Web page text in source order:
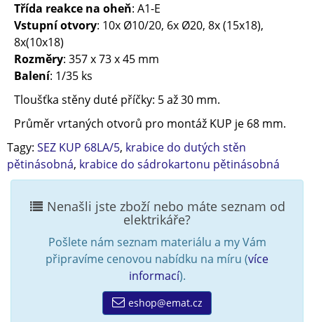
Třída reakce na oheň: A1-E
Vstupní otvory: 10x Ø10/20, 6x Ø20, 8x (15x18),
8x(10x18)
Rozměry: 357 x 73 x 45 mm
Balení: 1/35 ks
Tloušťka stěny duté příčky: 5 až 30 mm.
Průměrvrtaných otvorů pro montáž KUP je 68 mm.
Tagy: SEZ KUP 68LA/5, krabice do dutých stěn
pětinásobná, krabice do sádrokartonu pětinásobná
Nenašli jste zboží nebo máte seznam od
elektrikáře?
Pošlete nám seznam materiálu a my Vám
připravíme cenovou nabídku na míru (více
informací).
eshop@emat.cz